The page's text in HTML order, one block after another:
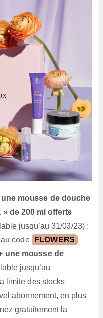
mousse de douche
de 200 ml offerte
jusqu’au 31/03/23) :
code
FLOWERS
une mousse de
jusqu’au
limite des stocks
abonnement, en plus
gratuitement la